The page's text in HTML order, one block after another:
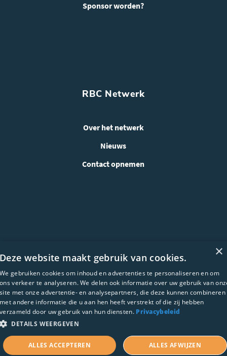
Sponsor worden?
RBC Netwerk
Over het netwerk
Nieuws
Contact opnemen
WEBSITE ONTWIKKELING:
×
Deze website maakt gebruik van cookies.
We gebruiken cookies om inhoud en advertenties te personaliseren en om
ons verkeer te analyseren. We delen ook informatie over uw gebruik van
site met onze advertentie- en analysepartners, die deze kunnen combineren
met andere informatie die u aan hen heeft verstrekt of die zij hebben
verzameld door uw gebruik van hun diensten. Privacybeleid
DETAILS WEERGEVEN
ALLES ACCEPTEREN ALLES AFWIJZEN